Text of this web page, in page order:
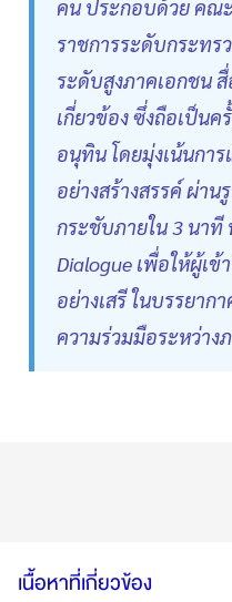
คน ประกอบด้วย คณ
ราชการระดับกระทร
ระดับสูงภาคเอกชน
เกี่ยวข้อง ซึ่งถือเป็น
อนุทิน โดยมุ่งเน้นกา
อย่างสร้างสรรค์ ผ่า
กระชับภายใน 3 นาที
Dialogue เพื่อให้ผู้เ
อย่างเสรี ในบรรยาก
ความร่วมมือระหว่าง
เนื้อหาที่เกี่ยวข้อง